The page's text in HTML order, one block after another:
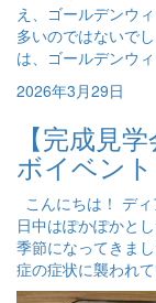
え、ゴールデンウ
多いのではないで
は、ゴールデンウ
2026年3月29日
【完成見
ボイベン
こんにちは！ デ
日中はぽかぽかと
季節になってきま
症の症状に襲われ